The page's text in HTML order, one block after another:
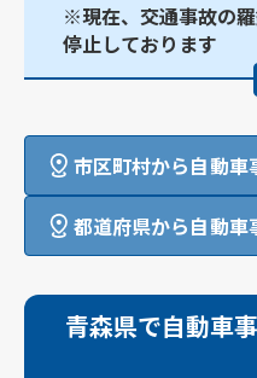
※現在、交通事故の
停止しております
市区町村から自動車
都道府県から自動車
青森県で自動車